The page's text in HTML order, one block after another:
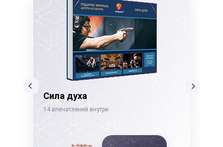
Сила духа
14 впечатлений внутри